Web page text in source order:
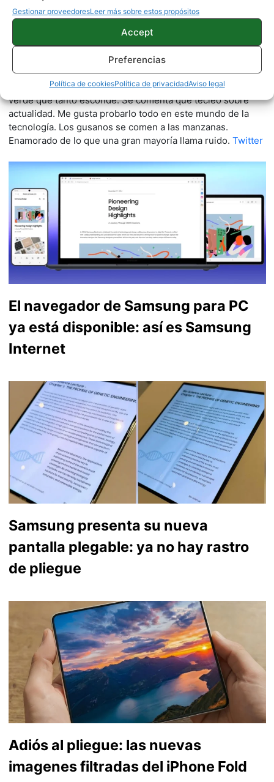
Gestionar proveedoresLeer más sobre estos propósitos
Accept
Preferencias
Política de cookiesPolítica de privacidadAviso legal
Quelian Sanz
11059 artículos publicados en ProAndroid desde 2020.
Redactor en Pro Android | Apasionado de ese Androide
verde que tanto esconde. Se comenta que tecleo sobre
actualidad. Me gusta probarlo todo en este mundo de la
tecnología. Los gusanos se comen a las manzanas.
Enamorado de lo que una gran mayoría llama ruido. Twitter
El navegador de Samsung para PC
ya está disponible: así es Samsung
Internet
Samsung presenta su nueva
pantalla plegable: ya no hay rastro
de pliegue
Adiós al pliegue: las nuevas
imagenes filtradas del iPhone Fold